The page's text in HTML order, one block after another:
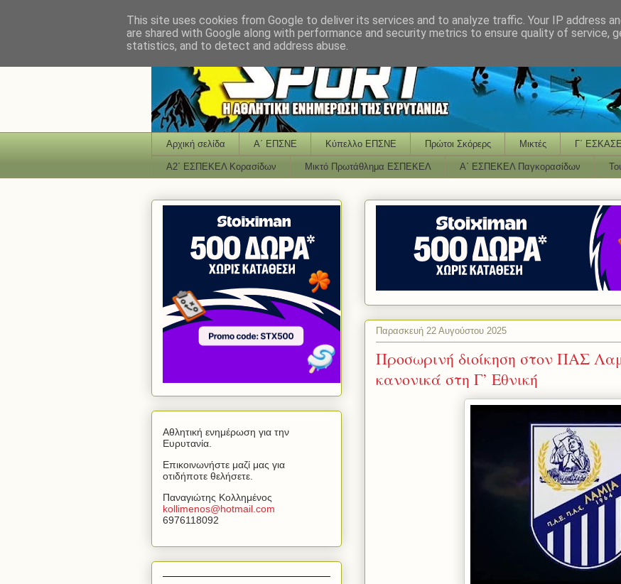
Αρχική σελίδα Α΄ ΕΠΣΝΕ Κύπελλο ΕΠΣΝΕ Πρώτοι Σκόρερς Μικτές Γ΄ ΕΣΚΑΣΕ
Α2΄ ΕΣΠΕΚΕΛ Κορασίδων Μικτό Πρωτάθλημα ΕΣΠΕΚΕΛ Α΄ ΕΣΠΕΚΕΛ Παγκορασίδων
Παρασκευή 22 Αυγούστου 2025
Προσωρινή διοίκηση στον ΠΑΣ
κανονικά στη Γ’ Εθνική
Αθλητική ενημέρωση για την
Ευρυτανία.
Επικοινωνήστε μαζί μας για
οτιδήποτε θελήσετε.
Παναγιώτης Κολλημένος
kollimenos@hotmail com
6976118092
This site uses cookies from Google to deliver its services and to analyze traffic. Your IP address
are shared with Google along with performance and security metrics to ensure quality of service,
statistics, and to detect and address abuse.